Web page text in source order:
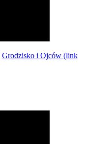
Grodzisko i Ojców (link